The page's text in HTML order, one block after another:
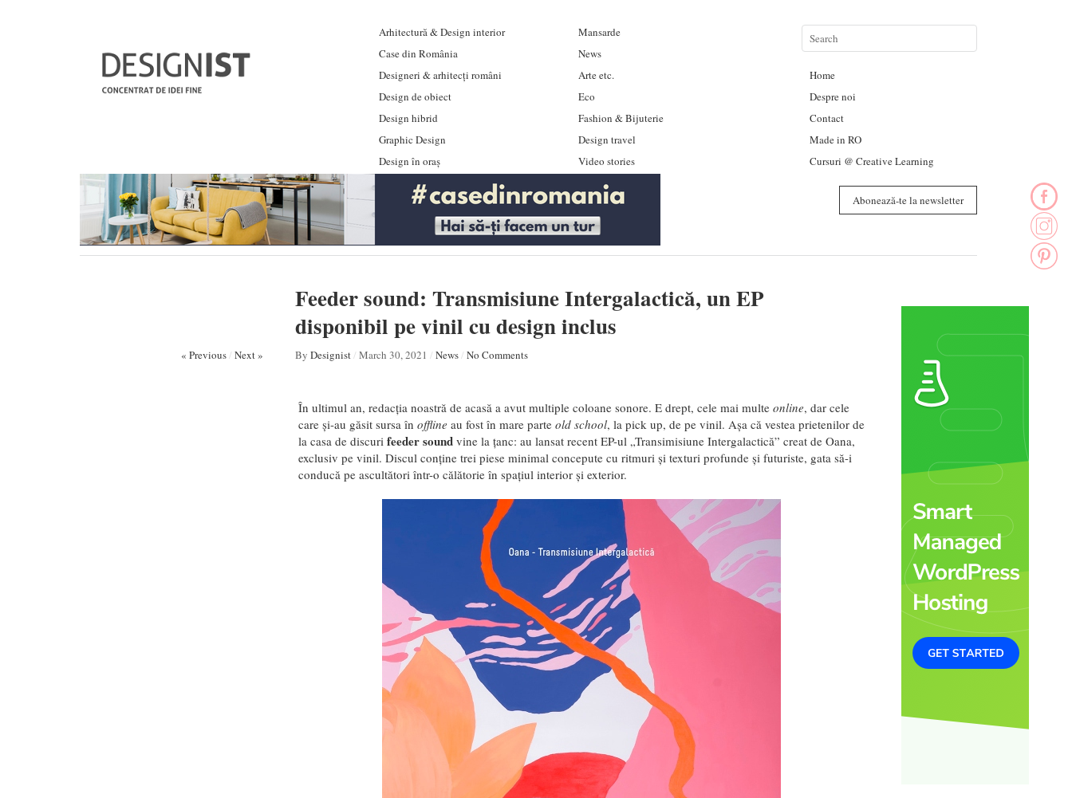
Arhitectură & Design interior
Case din România
Designeri & arhitecți români
Design de obiect
Design hibrid
Graphic Design
Design în oraș
Mansarde
News
Arte etc.
Eco
Fashion & Bijuterie
Design travel
Video stories
Home
Despre noi
Contact
Made in RO
Cursuri @ Creative Learning
Abonează-te la newsletter
Feeder sound: Transmisiune Intergalactică, un EP
disponibil pe vinil cu design inclus
« Previous/ Next » By Designist/ March 30, 2021 / News/ No Comments
În ultimul an, redacția noastră de acasă a avut multiple coloane sonore. E drept, cele mai multe online, dar cele
care și-au găsit sursa în offline au fost în mare parte old school, la pick up, de pe vinil. Așa că vestea prietenilor de
la casa de discuri feeder soundvine la țanc: au lansat recent EP-ul „Transimisiune Intergalactică” creat de Oana,
exclusiv pe vinil. Discul conține trei piese minimal concepute cu ritmuri și texturi profunde și futuriste, gata să-i
conducă pe ascultători într-o călătorie în spațiul interior și exterior.